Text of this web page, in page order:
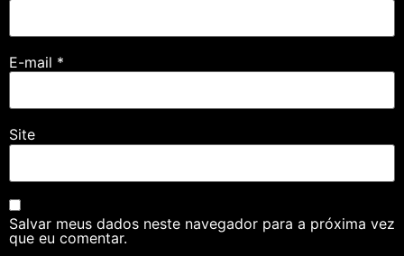
E-mail *
Site
Salvar meus dados neste navegador para a próxima vez
que eu comentar.